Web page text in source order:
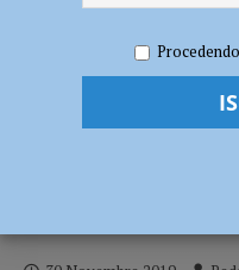
Maltrattamenti all’asilo di San
una madre
Maltrattamenti